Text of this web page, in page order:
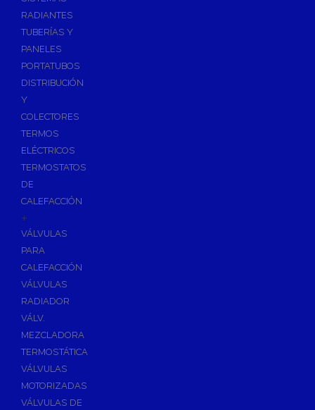
Ósmosis con Depósito
Recambios de Ósmosis
Grifería de Ósmosis
Regulación y Dosificación de Agua
RADIANTES
TUBERÍAS Y
PANELES
PORTATUBOS
DISTRIBUCIÓN
Y
COLECTORES
TERMOS
ELÉCTRICOS
TERMOSTATOS
DE
CALEFACCIÓN
+
VÁLVULAS
PARA
CALEFACCIÓN
VÁLVULAS
RADIADOR
VÁLV.
MEZCLADORA
TERMOSTÁTICA
VÁLVULAS
MOTORIZADAS
VÁLVULAS DE